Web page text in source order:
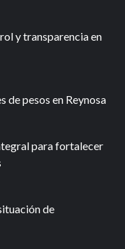
y transparencia en
de pesos en Reynosa
para fortalecer
de